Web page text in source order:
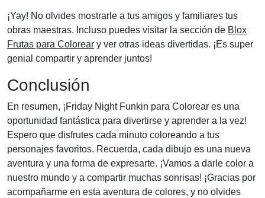
¡Yay! No olvides mostrarle a tus amigos y familiares tus
obras maestras. Incluso puedes visitar la sección de Blox
Frutas para Colorear y ver otras ideas divertidas. ¡Es super
genial compartir y aprender juntos!
Conclusión
En resumen, ¡Friday Night Funkin para Colorear es una
oportunidad fantástica para divertirse y aprender a la vez!
Espero que disfrutes cada minuto coloreando a tus
personajes favoritos. Recuerda, cada dibujo es una nueva
aventura y una forma de expresarte. ¡Vamos a darle color a
nuestro mundo y a compartir muchas sonrisas! ¡Gracias por
acompañarme en esta aventura de colores, y no olvides